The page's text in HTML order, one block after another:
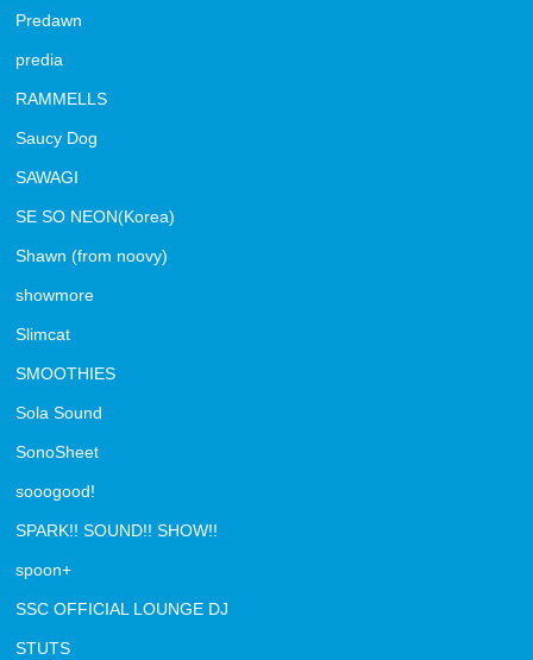
Predawn
predia
RAMMELLS
Saucy Dog
SAWAGI
SE SO NEON(Korea)
Shawn (from noovy)
showmore
Slimcat
SMOOTHIES
Sola Sound
SonoSheet
sooogood!
SPARK!! SOUND!! SHOW!!
spoon+
SSC OFFICIAL LOUNGE DJ
STUTS